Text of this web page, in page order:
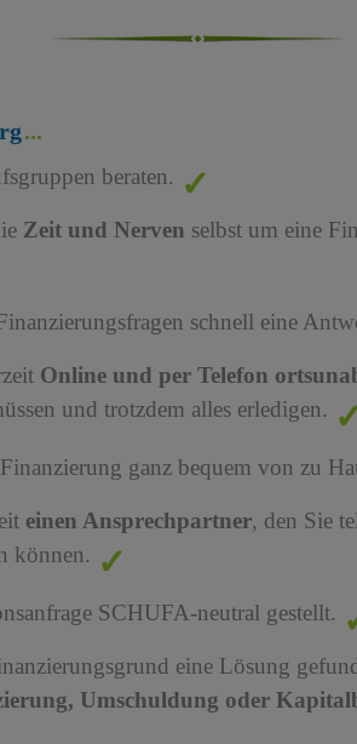
beraten.
Zeit und Nerven selbst um eine
schnell eine
Online und per Telefon
und trotzdem alles erledigen.
ganz bequem von zu
einen Ansprechpartner, den Sie
können.
SCHUFA-neutral gestellt.
eine Lösung
Umschuldung oder